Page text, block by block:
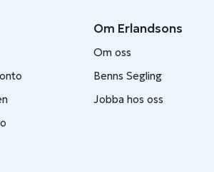
Om Erlandsons
Om oss
Benns Segling
Jobba hos oss